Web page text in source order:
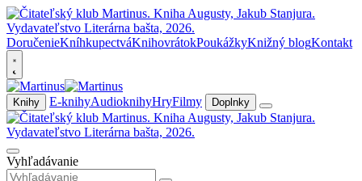
DoručenieKníhkupectváKnihovrátokPoukážkyKnižný blogKontakt
Knihy E-knihyAudioknihyHryFilmy Doplnky
Vyhľadávanie